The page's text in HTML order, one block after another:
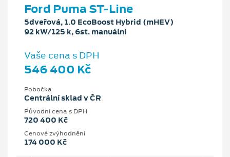
Ford Puma ST-Line
5dveřová, 1.0 EcoBoost Hybrid (mHEV)
92 kW/125 k, 6st. manuální
Vaše cena s DPH
546 400 Kč
Pobočka
Centrální sklad v ČR
Původní cena s DPH
720 400 Kč
Cenové zvýhodnění
174 000 Kč